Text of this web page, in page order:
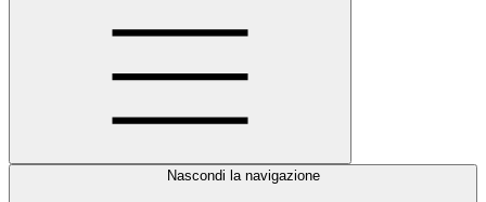
Nascondi la navigazione